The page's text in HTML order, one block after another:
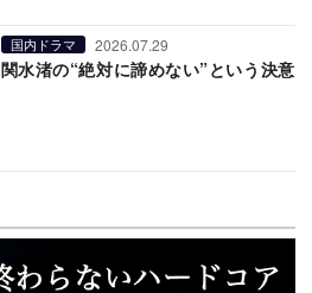
国内ドラマ 2026.07.29
関水渚の“絶対に諦めない”という決意